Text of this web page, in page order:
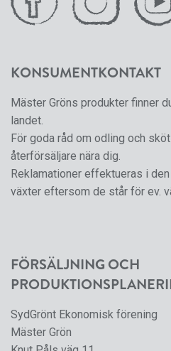
KONSUMENTKONTAKT
Mäster Gröns produkter finner
landet.
För goda råd om odling och
återförsäljare nära dig.
Reklamationer effektueras i
växter eftersom de står för ev.
FÖRSÄLJNING OCH
SydGrönt Ekonomisk förening
Mäster Grön